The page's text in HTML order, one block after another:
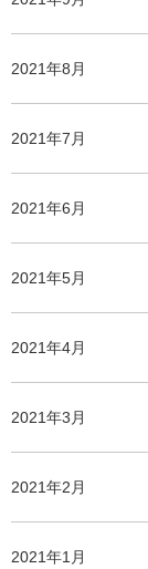
2021年8月
2021年7月
2021年6月
2021年5月
2021年4月
2021年3月
2021年2月
2021年1月